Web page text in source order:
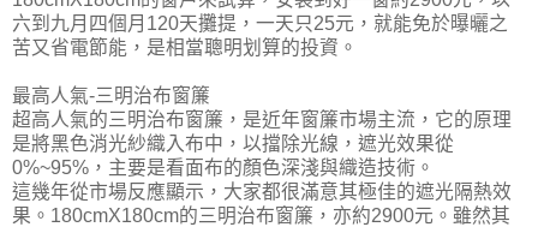
六到九月四個月120天攤提，一天只25元，就能免於曝曬之
苦又省電節能，是相當聰明划算的投資。
最高人氣-三明治布窗簾
超高人氣的三明治布窗簾，是近年窗簾市場主流，它的原理
是將黑色消光紗織入布中，以擋除光線，遮光效果從
0%~95%，主要是看面布的顏色深淺與織造技術。
這幾年從市場反應顯示，大家都很滿意其極佳的遮光隔熱效
果。180cmX180cm的三明治布窗簾，亦約2900元。雖然其